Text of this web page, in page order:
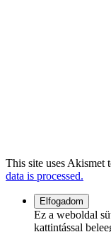
This site uses Akismet
data is processed.
Ez a weboldal
kattintással